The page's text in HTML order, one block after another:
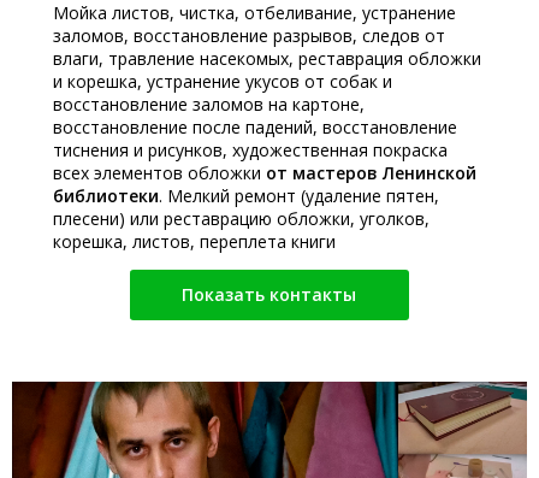
Мойка листов, чистка, отбеливание, устранение
заломов, восстановление разрывов, следов от
влаги, травление насекомых, реставрация обложки
и корешка, устранение укусов от собак и
восстановление заломов на картоне,
восстановление после падений, восстановление
тиснения и рисунков, художественная покраска
всех элементов обложки от мастеров Ленинской
библиотеки. Мелкий ремонт (удаление пятен,
плесени) или реставрацию обложки, уголков,
корешка, листов, переплета книги
Показать контакты